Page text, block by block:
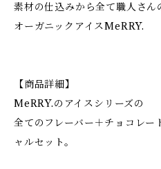
素材の仕込みから全て職人さん
オーガニックアイスMeRRY.
【商品詳細】
MeRRY.のアイスシリーズの
全てのフレーバー＋チョコレー
ャルセット。